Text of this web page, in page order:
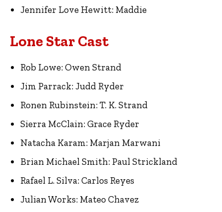
Jennifer Love Hewitt: Maddie
Lone Star Cast
Rob Lowe: Owen Strand
Jim Parrack: Judd Ryder
Ronen Rubinstein: T. K. Strand
Sierra McClain: Grace Ryder
Natacha Karam: Marjan Marwani
Brian Michael Smith: Paul Strickland
Rafael L. Silva: Carlos Reyes
Julian Works: Mateo Chavez